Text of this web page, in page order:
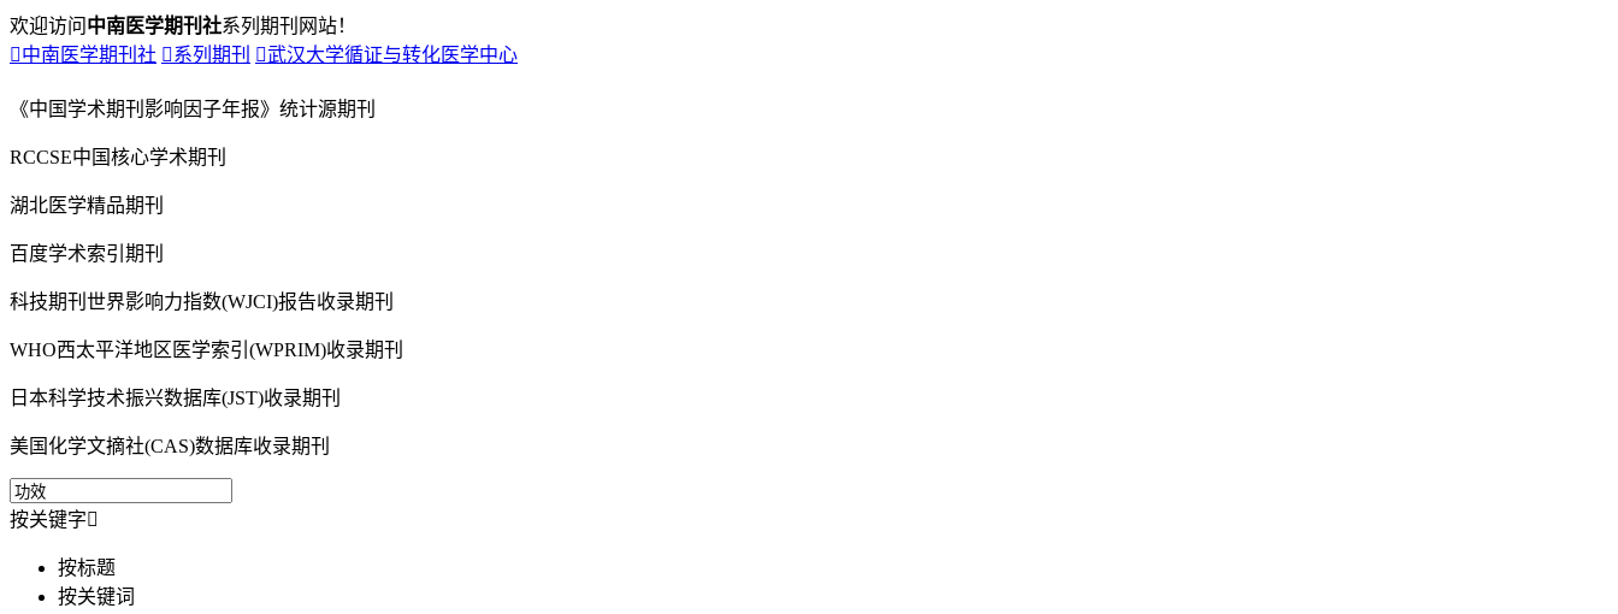
欢迎访问 中南医学期刊社系列期刊网站！
中南医学期刊社 系列期刊 武汉大学循证与转化医学中心
《中国学术期刊影响因子年报》统计源期刊
RCCSE中国核心学术期刊
湖北医学精品期刊
百度学术索引期刊
科技期刊世界影响力指数(WJCI)报告收录期刊
WHO西太平洋地区医学索引(WPRIM)收录期刊
日本科学技术振兴数据库(JST)收录期刊
美国化学文摘社(CAS)数据库收录期刊
按关键字
按标题
按关键词